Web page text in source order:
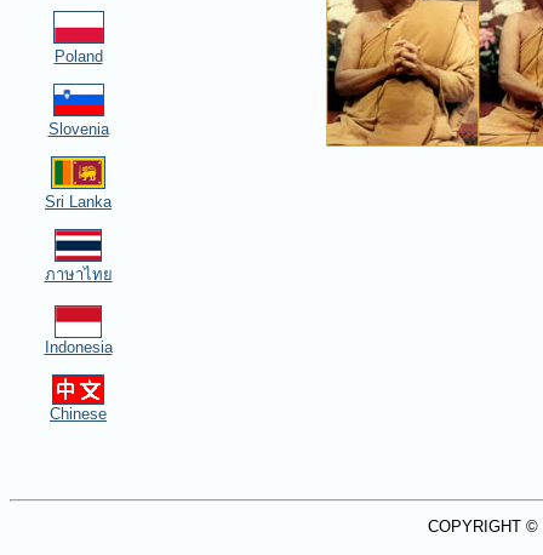
Poland
Slovenia
Sri Lanka
ภาษาไทย
Indonesia
Chinese
COPYRIGHT ©